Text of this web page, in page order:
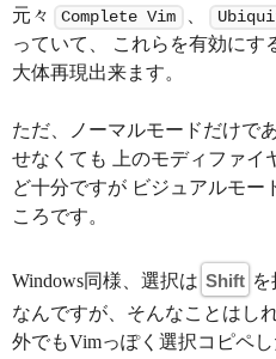
元々
Complete Vim
っていて、 これらを有効にす
大体再現出来ます。
ただ、ノーマルモードだけで
せなくても 上のモディファイ
ど十分ですが ビジュアルモー
ころです。
Windows同様、選択は Shift
なんですが、そんなことはし
外でもVimっぽく選択コピペ